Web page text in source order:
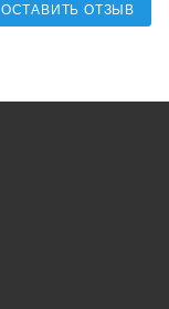
ОСТАВИТЬ ОТЗЫВ